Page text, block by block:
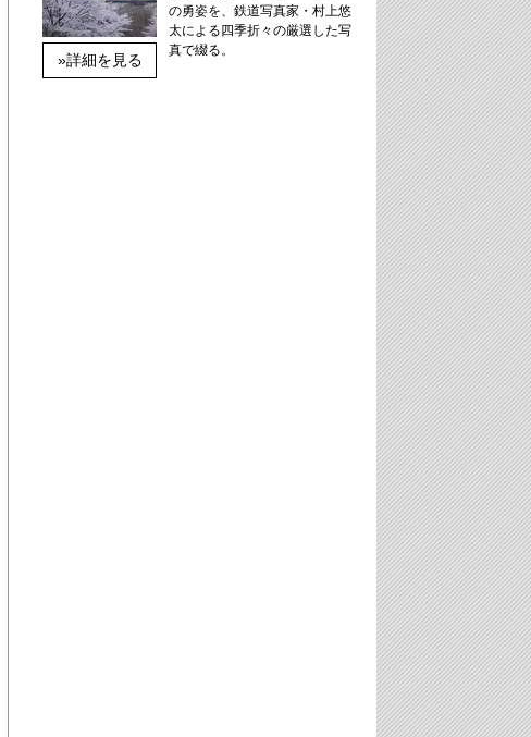
»詳細を見る
の勇姿を、鉄道写真家・村上悠
太による四季折々の厳選した写
真で綴る。